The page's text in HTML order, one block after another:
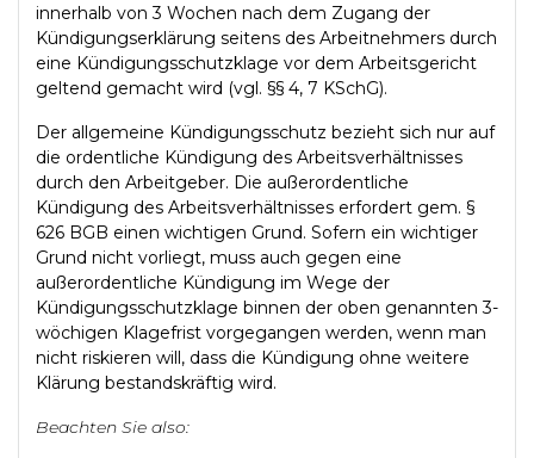
innerhalb von 3 Wochen nach dem Zugang der
Kündigungserklärung seitens des Arbeitnehmers durch
eine Kündigungsschutzklage vor dem Arbeitsgericht
geltend gemacht wird (vgl. §§ 4, 7 KSchG).
Der allgemeine Kündigungsschutz bezieht sich nur auf
die ordentliche Kündigung des Arbeitsverhältnisses
durch den Arbeitgeber. Die außerordentliche
Kündigung des Arbeitsverhältnisses erfordert gem. §
626 BGB einen wichtigen Grund. Sofern ein wichtiger
Grund nicht vorliegt, muss auch gegen eine
außerordentliche Kündigung im Wege der
Kündigungsschutzklage binnen der oben genannten 3-
wöchigen Klagefrist vorgegangen werden, wenn man
nicht riskieren will, dass die Kündigung ohne weitere
Klärung bestandskräftig wird.
Beachten Sie also: